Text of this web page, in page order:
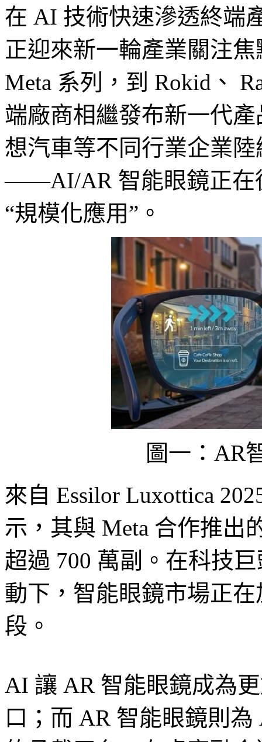
在 AI 技術快速滲透終端
正迎來新一輪產業關注焦
Meta 系列，到 Rokid、
端廠商相繼發布新一代
想汽車等不同行業企業
——AI/AR 智能眼鏡正在
“規模化應用”。
圖一：AR
來自 Essilor Luxottica
示，其與 Meta 合作推出
超過 700 萬副。在科技
動下，智能眼鏡市場正
段。
AI 讓 AR 智能眼鏡成為
口；而 AR 智能眼鏡則